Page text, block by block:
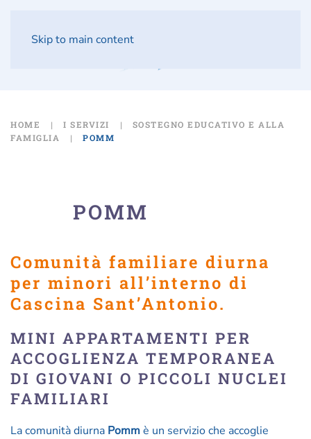
Skip to main content
HOME I SERVIZI
SOSTEGNO EDUCATIVO E ALLA
FAMIGLIA
POMM
POMM
Comunità familiare diurna
per minori all’interno di
Cascina Sant’Antonio.
MINI APPARTAMENTI PER
ACCOGLIENZA TEMPORANEA
DI GIOVANI O PICCOLI NUCLEI
FAMILIARI
La comunità diurna Pommè un servizio che accoglie